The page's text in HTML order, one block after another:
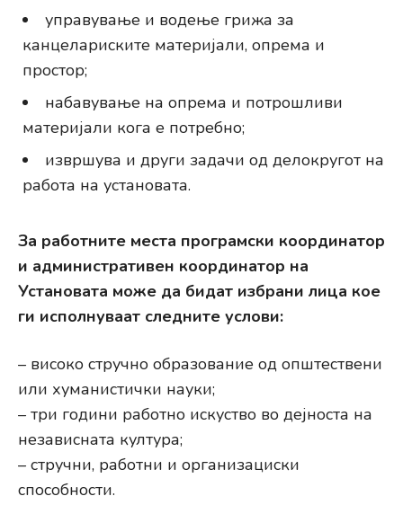
управување и водење грижа за
канцелариските материјали, опрема и
простор;
набавување на опрема и потрошливи
материјали кога е потребно;
извршува и други задачи од делокругот на
работа на установата.
За работните места програмски координатор
и административен координатор на
Установата може да бидат избрани лица кое
ги исполнуваат следните услови:
– високо стручно образование од општествени
или хуманистички науки;
– три години работно искуство во дејноста на
независната култура;
– стручни, работни и организациски
способности.